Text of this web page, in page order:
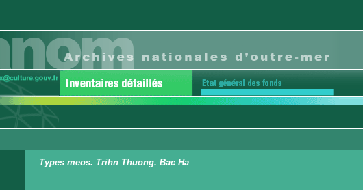
Types meos. Trihn Thuong. Bac Ha